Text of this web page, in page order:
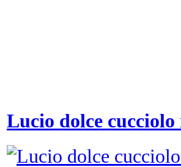
Lucio dolce